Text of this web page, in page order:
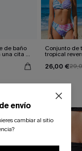
de baño
cita en
Conjunto de
tropical
26,00 €
envío
cambiar al sitio